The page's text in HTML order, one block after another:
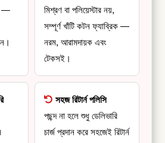
—
মিশ্রণ বা পলিয়েস্টার নয়,
সম্পূর্ণ খাঁটি কটন ফ্যাব্রিক —
নরম, আরামদায়ক এবং
টেকসই।
সহজ রিটার্ন পলিসি
পছন্দ না হলে শুধু ডেলিভারি
চার্জ প্রদান করে সহজেই রিটার্ন